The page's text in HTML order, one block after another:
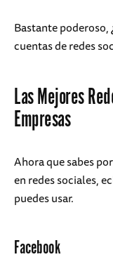
Bastante
cuentas de redes
Las Mejores
Empresas
Ahora que sabes
en redes sociales,
puedes usar.
Facebook